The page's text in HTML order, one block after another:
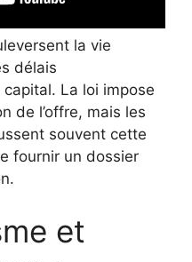
la vie
délais
La loi impose
de l’offre, mais les
souvent cette
fournir un dossier
et